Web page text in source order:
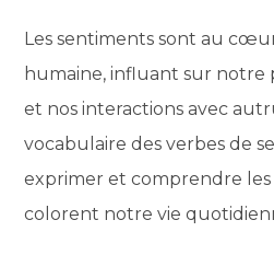
Les sentiments sont au
humaine, influant sur
et nos interactions avec
vocabulaire des verbes de
exprimer et comprendre
colorent notre vie